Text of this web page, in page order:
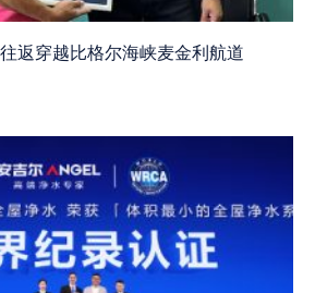
返穿越比格尔海峡麦金利航道